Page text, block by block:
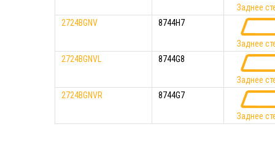
Заднее
2724BGNV 8744H7
Заднее
2724BGNVL 8744G8
Заднее
2724BGNVR 8744G7
Заднее